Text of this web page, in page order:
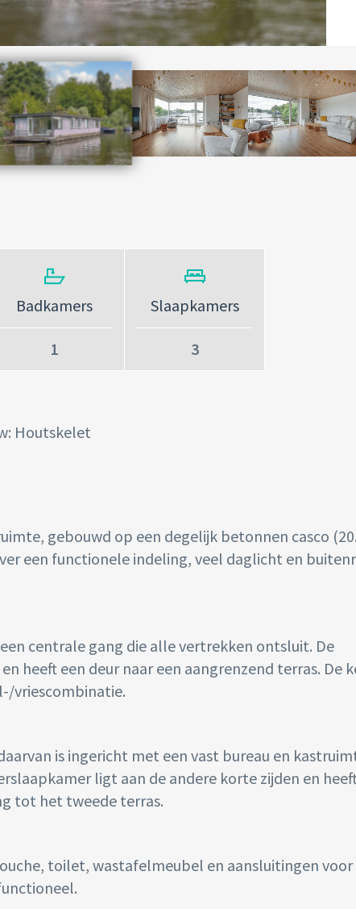
Badkamers
1
Slaapkamers
3
Houtskelet
gebouwd op een degelijk betonnen casco
een functionele indeling, veel daglicht en
centrale gang die alle vertrekken ontsluit. De
heeft een deur naar een aangrenzend terras. De
vriescombinatie.
is ingericht met een vast bureau en
ligt aan de andere korte zijden en
tot het tweede terras.
toilet, wastafelmeubel en aansluitingen voor